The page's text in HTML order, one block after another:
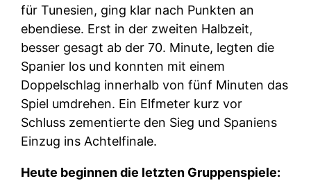
für Tunesien, ging klar nach Punkten an
ebendiese. Erst in der zweiten Halbzeit,
besser gesagt ab der 70. Minute, legten die
Spanier los und konnten mit einem
Doppelschlag innerhalb von fünf Minuten das
Spiel umdrehen. Ein Elfmeter kurz vor
Schluss zementierte den Sieg und Spaniens
Einzug ins Achtelfinale.
Heute beginnen die letzten Gruppenspiele: